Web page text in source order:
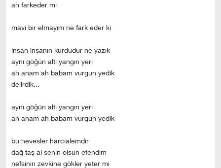
ah farkeder mi
mavi bir elmayım ne fark eder ki
i̇nsan insanın kurdudur ne yazık
aynı göğün altı yangın yeri
ah anam ah babam vurgun yedik
delirdik...
aynı göğün altı yangın yeri
ah anam ah babam vurgun yedik
bu hevesler harcıalemdir
dağ taş al senin olsun efendim
nefsinin zevkine gökler yeter mi